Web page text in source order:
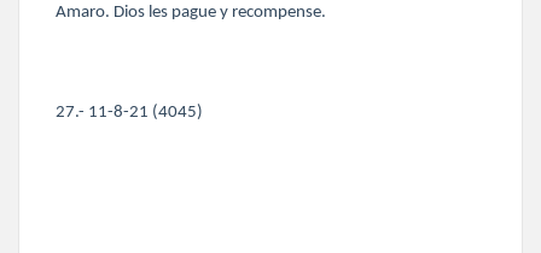
Amaro. Dios les pague y recompense.
27.- 11-8-21 (4045)